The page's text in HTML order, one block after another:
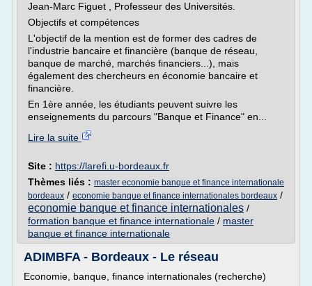
Jean-Marc Figuet , Professeur des Universités.
Objectifs et compétences
L'objectif de la mention est de former des cadres de
l'industrie bancaire et financière (banque de réseau,
banque de marché, marchés financiers...), mais
également des chercheurs en économie bancaire et
financière.
En 1ère année, les étudiants peuvent suivre les
enseignements du parcours "Banque et Finance" en...
Lire la suite
Site : https://larefi.u-bordeaux.fr
Thèmes liés : master economie banque et finance internationale
bordeaux / economie banque et finance internationales bordeaux /
economie banque et finance internationales /
formation banque et finance internationale / master
banque et finance internationale
ADIMBFA - Bordeaux - Le réseau
Economie, banque, finance internationales (recherche)